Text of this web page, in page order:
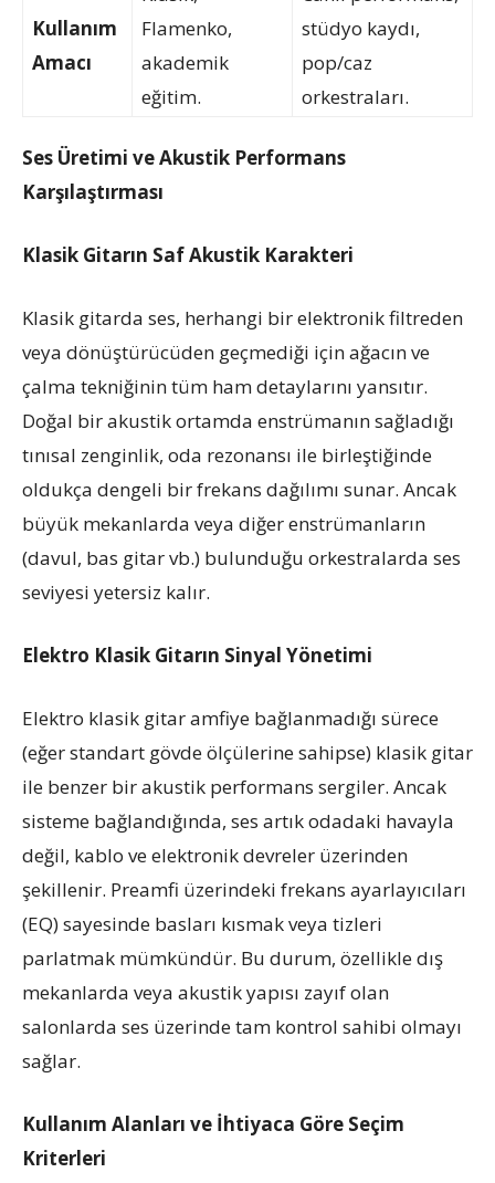
Kullanım
Amacı
Flamenko,
akademik
eğitim.
stüdyo kaydı,
pop/caz
orkestraları.
Ses Üretimi ve Akustik Performans
Karşılaştırması
Klasik Gitarın Saf Akustik Karakteri
Klasik gitarda ses, herhangi bir elektronik filtreden
veya dönüştürücüden geçmediği için ağacın ve
çalma tekniğinin tüm ham detaylarını yansıtır.
Doğal bir akustik ortamda enstrümanın sağladığı
tınısal zenginlik, oda rezonansı ile birleştiğinde
oldukça dengeli bir frekans dağılımı sunar. Ancak
büyük mekanlarda veya diğer enstrümanların
(davul, bas gitar vb.) bulunduğu orkestralarda ses
seviyesi yetersiz kalır.
Elektro Klasik Gitarın Sinyal Yönetimi
Elektro klasik gitar amfiye bağlanmadığı sürece
(eğer standart gövde ölçülerine sahipse) klasik gitar
ile benzer bir akustik performans sergiler. Ancak
sisteme bağlandığında, ses artık odadaki havayla
değil, kablo ve elektronik devreler üzerinden
şekillenir. Preamfi üzerindeki frekans ayarlayıcıları
(EQ) sayesinde basları kısmak veya tizleri
parlatmak mümkündür. Bu durum, özellikle dış
mekanlarda veya akustik yapısı zayıf olan
salonlarda ses üzerinde tam kontrol sahibi olmayı
sağlar.
Kullanım Alanları ve İhtiyaca Göre Seçim
Kriterleri